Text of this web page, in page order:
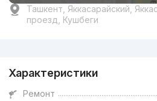
Ташкент, Яккасарайский,
проезд, Кушбеги
Характеристики
Ремонт